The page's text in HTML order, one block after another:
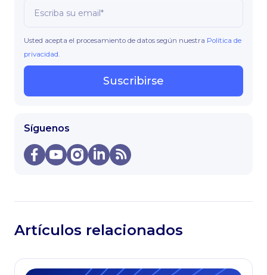
Usted acepta el procesamiento de datos según nuestra Política de
privacidad.
Suscribirse
Síguenos
Artículos relacionados